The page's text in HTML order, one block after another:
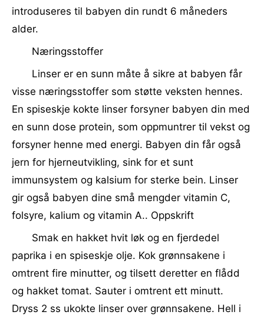
introduseres til babyen din rundt 6 måneders
alder.
Næringsstoffer
Linser er en sunn måte å sikre at babyen får
visse næringsstoffer som støtte veksten hennes.
En spiseskje kokte linser forsyner babyen din med
en sunn dose protein, som oppmuntrer til vekst og
forsyner henne med energi. Babyen din får også
jern for hjerneutvikling, sink for et sunt
immunsystem og kalsium for sterke bein. Linser
gir også babyen dine små mengder vitamin C,
folsyre, kalium og vitamin A.. Oppskrift
Smak en hakket hvit løk og en fjerdedel
paprika i en spiseskje olje. Kok grønnsakene i
omtrent fire minutter, og tilsett deretter en flådd
og hakket tomat. Sauter i omtrent ett minutt.
Dryss 2 ss ukokte linser over grønnsakene. Hell i